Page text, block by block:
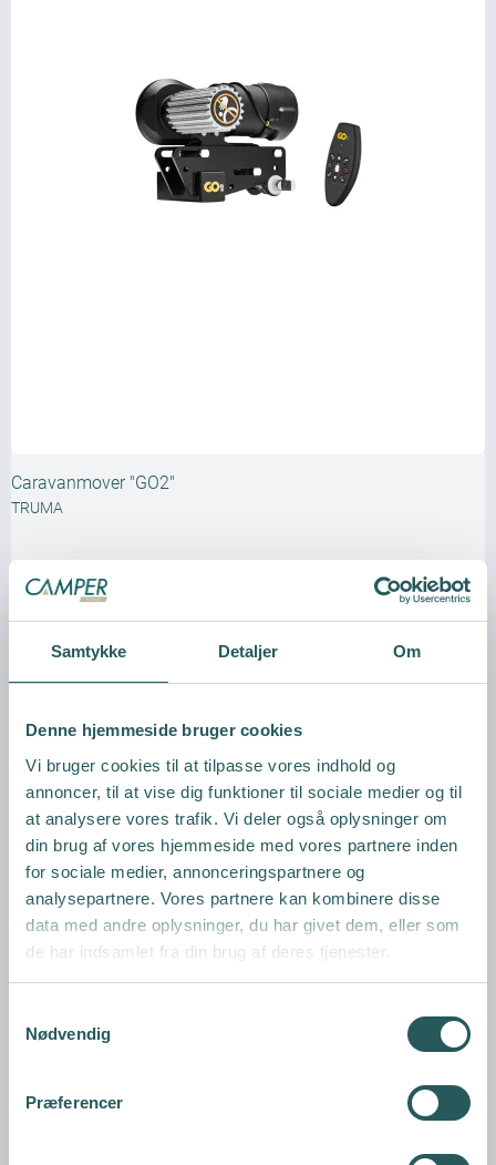
Samtykke Detaljer Om
Denne hjemmeside bruger cookies
Vi bruger cookies til at tilpasse vores indhold og
annoncer, til at vise dig funktioner til sociale medier og til
at analysere vores trafik. Vi deler også oplysninger om
din brug af vores hjemmeside med vores partnere inden
for sociale medier, annonceringspartnere og
analysepartnere. Vores partnere kan kombinere disse
data med andre oplysninger, du har givet dem, eller som
de har indsamlet fra din brug af deres tjenester.
Nødvendig
Præferencer
Caravanmover "GO2"
TRUMA
Vis produkt